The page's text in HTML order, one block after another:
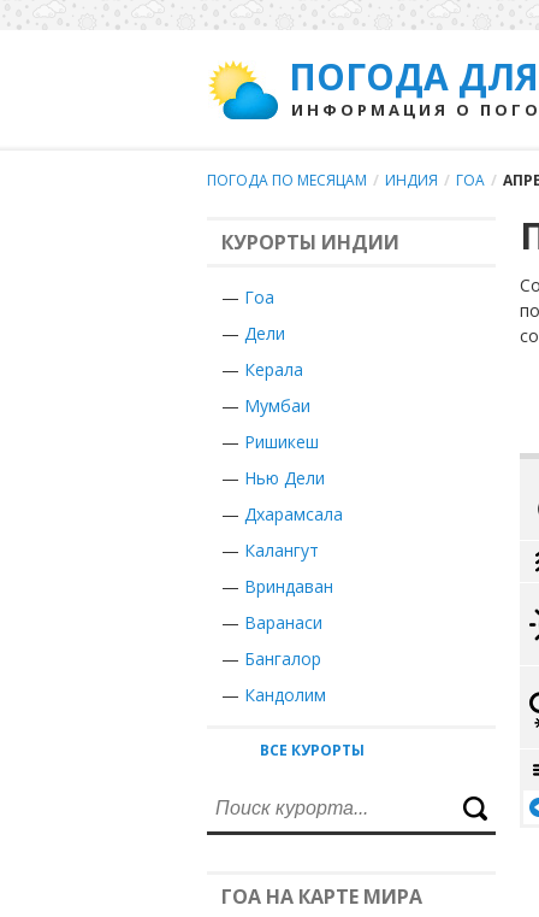
ПОГОДА
ИНФОРМАЦИЯ О
ПОГОДА ПО МЕСЯЦАМ / ИНДИЯ / ГОА /
КУРОРТЫ ИНДИИ
— Гоа
— Дели
— Керала
— Мумбаи
— Ришикеш
— Нью Дели
— Дхарамсала
— Калангут
— Вриндаван
— Варанаси
— Бангалор
— Кандолим
ВСЕ КУРОРТЫ
ГОА НА КАРТЕ МИРА